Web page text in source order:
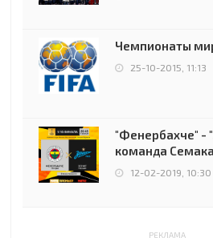
чемпионов.
Чемпионаты
25-10-2015, 11:13
"Фенербахче" -
команда
путь в плей-офф
12-02-2019, 10:30
РЕКЛАМА